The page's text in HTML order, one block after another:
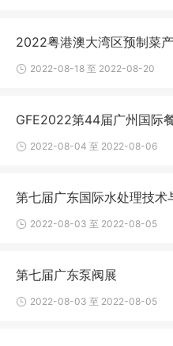
2022粤港澳大湾区预制菜
2022-08-18 至 2022-08-20
GFE2022第44届广州国际
2022-08-04 至 2022-08-06
第七届广东国际水处理技术
2022-08-03 至 2022-08-05
第七届广东泵阀展
2022-08-03 至 2022-08-05